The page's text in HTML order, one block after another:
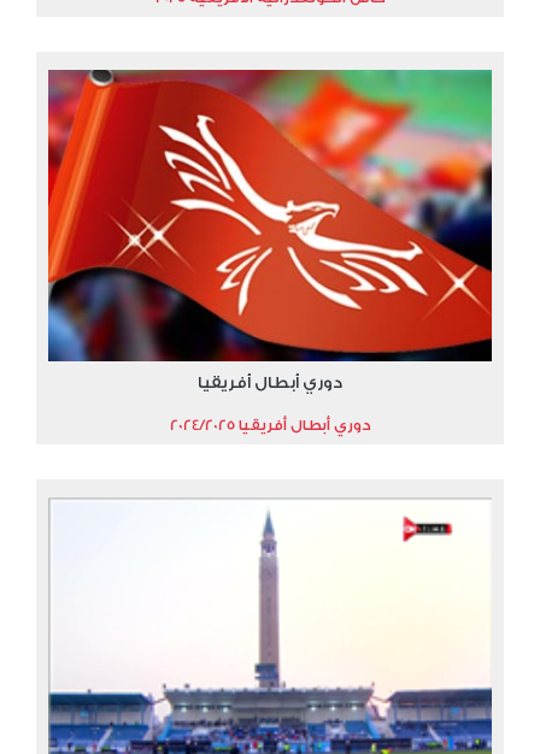
دوري أبطال أفريقيا
دوري أبطال أفريقيا 2024/2025